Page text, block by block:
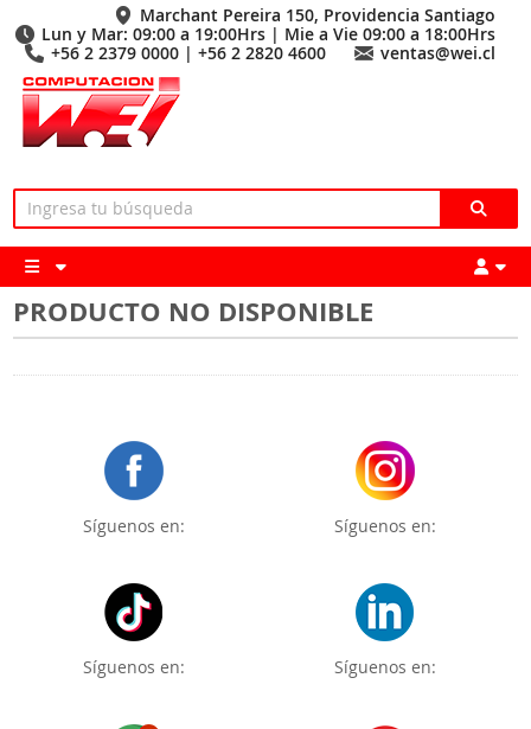
Marchant Pereira 150, Providencia Santiago
Lun y Mar: 09:00 a 19:00Hrs | Mie a Vie 09:00 a 18:00Hrs
+56 2 2379 0000 | +56 2 2820 4600
ventas@wei.cl
PRODUCTO NO DISPONIBLE
Síguenos en: Síguenos en:
Síguenos en: Síguenos en: